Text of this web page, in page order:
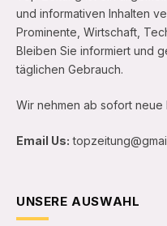
und informativen Inhalten
Prominente, Wirtschaft,
Bleiben Sie informiert und
täglichen Gebrauch.
Wir nehmen ab sofort
Email Us:
UNSERE AUSWAHL